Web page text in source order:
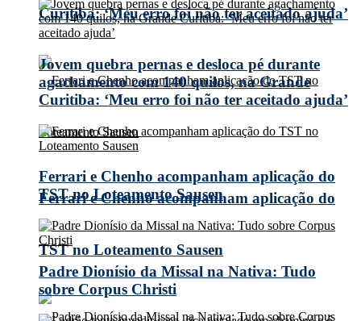
Curitiba: ‘Meu erro foi não ter aceitado ajuda’
Ferrari e Chenho acompanham aplicação do
TST no Loteamento Sausen
Jovem quebra pernas e desloca pé durante
agachamento com 140 quilos, na Grande
Curitiba: ‘Meu erro foi não ter aceitado ajuda’
Ferrari e Chenho acompanham aplicação do
TST no Loteamento Sausen
Padre Dionísio da Missal na Nativa: Tudo
sobre Corpus Christi